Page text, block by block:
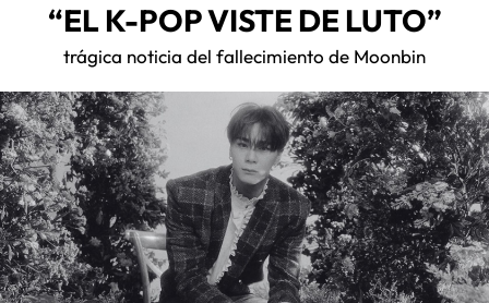
“EL K-POP VISTE DE LUTO”
trágica noticia del fallecimiento de Moonbin